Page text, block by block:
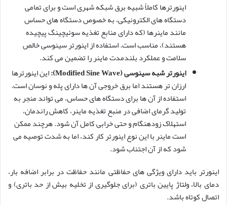
اینورترها کاملاً شبیه برق شبکه شهری است و برای تمامی
دستگاه های الکترونیکی، به خصوص دستگاه های حساس
مانند ماینرها (که دارای منابع تغذیه سوئیچینگ پیچیده
هستند)، مناسب است. استفاده از اینورتر سینوسی خالص
سلامت و عملکرد بلندمدت ماینر را تضمین می کند.
اینورتر شبه سینوسی (Modified Sine Wave):
این اینورترها
ارزان تر هستند اما برق خروجی آن ها دارای پله و نوسان است.
استفاده از آن ها برای دستگاه های حساس، می تواند منجر به
تولید گرمای اضافی در منبع تغذیه ماینر، کاهش راندمان،
استهلاک زودهنگام و حتی خرابی کامل آن شود. هرچند ممکن
است ماینر با این نوع اینورتر کار کند، اما به شدت توصیه می
شود که از آن اجتناب شود.
اینورتر باید دارای ویژگی های حفاظتی مانند حفاظت در برابر اضافه بار،
دمای بالا، ولتاژ پایین باتری (برای جلوگیری از تخلیه بیش از حد باتری) و
اتصال کوتاه باشد.